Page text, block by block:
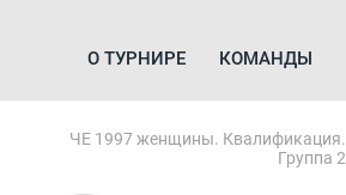
О ТУРНИРЕ КОМАНДЫ
ЧЕ 1997 женщины. Квалификация.
Группа 2